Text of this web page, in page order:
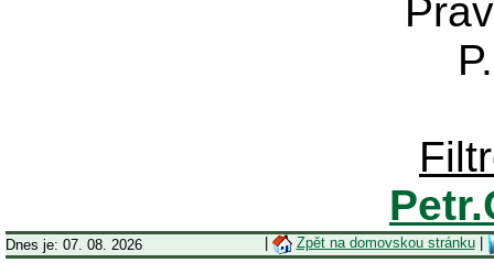
Dnes je: 07. 08. 2026 Zpět na domovskou stránku|